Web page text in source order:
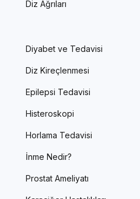
Diz Ağrıları
Diyabet ve Tedavisi
Diz Kireçlenmesi
Epilepsi Tedavisi
Histeroskopi
Horlama Tedavisi
İnme Nedir?
Prostat Ameliyatı